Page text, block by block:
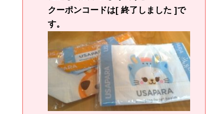
クーポンコードは[ 終了しました ]で
す。